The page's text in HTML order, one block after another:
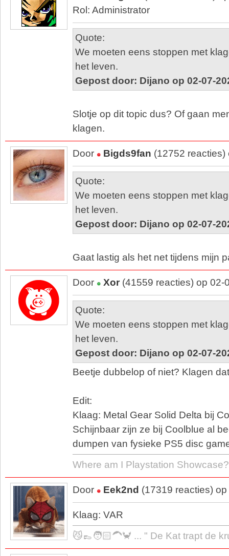
Rol: Administrator
Quote:
We moeten eens stoppen met
het leven.
Gepost door: Dijano op 02-07-
Slotje op dit topic dus? Of gaan
klagen.
Door Bigds9fan (12752
Quote:
We moeten eens stoppen met
het leven.
Gepost door: Dijano op 02-07-
Gaat lastig als het net tijdens mijn
Door Xor (41559 reacties) op 02-
Quote:
We moeten eens stoppen met
het leven.
Gepost door: Dijano op 02-07-
Beetje dubbelop of niet? Klagen
Edit:
Klaag: Metal Gear Solid Delta bij
Schijnbaar zijn ze bij Coolblue al
dumpen van fysieke PS5 disc
Where am I Playstation
Door Eek2nd (17319 reacties)
Klaag: VAR
😼👞🧑🏻‍🦱🦀 ... " De Kat trapt de